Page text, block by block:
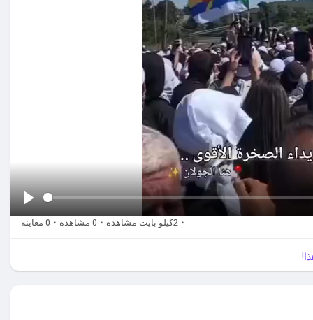
ل
· 2كيلو بايت مشاهدة · 0 مشاهدة · 0 معاينة